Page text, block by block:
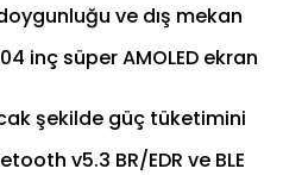
ve dış mekan
inç süper AMOLED ekran
şekilde güç tüketimini
v5.3 BR/EDR ve BLE